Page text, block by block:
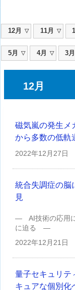
12月 11月
5月 4月 3月
12月
磁気嵐の発生メ
から多数の低軌
2022年12月27日
統合失調症の脳
見
— AI技術の応用に
に迫る —
2022年12月21日
量子セキュリテ
キュアな個別化